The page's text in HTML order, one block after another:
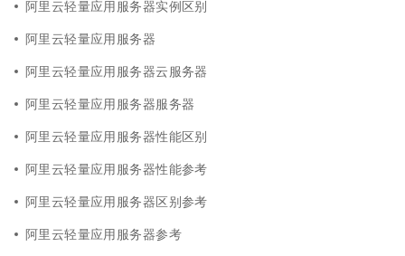
阿里云轻量应用服务器实例区别
阿里云轻量应用服务器
阿里云轻量应用服务器云服务器
阿里云轻量应用服务器服务器
阿里云轻量应用服务器性能区别
阿里云轻量应用服务器性能参考
阿里云轻量应用服务器区别参考
阿里云轻量应用服务器参考